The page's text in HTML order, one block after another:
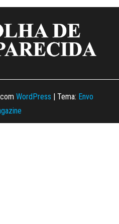
WordPress | Tema: Envo